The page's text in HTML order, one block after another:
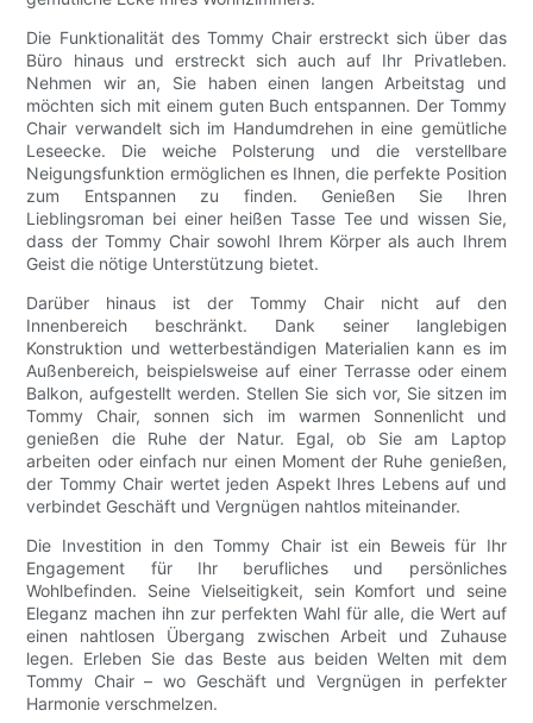
Die Funktionalität des Tommy Chair erstreckt sich über das
Büro hinaus und erstreckt sich auch auf Ihr Privatleben.
Nehmen wir an, Sie haben einen langen Arbeitstag und
möchten sich mit einem guten Buch entspannen. Der Tommy
Chair verwandelt sich im Handumdrehen in eine gemütliche
Leseecke. Die weiche Polsterung und die verstellbare
Neigungsfunktion ermöglichen es Ihnen, die perfekte Position
zum Entspannen zu finden. Genießen Sie Ihren
Lieblingsroman bei einer heißen Tasse Tee und wissen Sie,
dass der Tommy Chair sowohl Ihrem Körper als auch Ihrem
Geist die nötige Unterstützung bietet.
Darüber hinaus ist der Tommy Chair nicht auf den
Innenbereich beschränkt. Dank seiner langlebigen
Konstruktion und wetterbeständigen Materialien kann es im
Außenbereich, beispielsweise auf einer Terrasse oder einem
Balkon, aufgestellt werden. Stellen Sie sich vor, Sie sitzen im
Tommy Chair, sonnen sich im warmen Sonnenlicht und
genießen die Ruhe der Natur. Egal, ob Sie am Laptop
arbeiten oder einfach nur einen Moment der Ruhe genießen,
der Tommy Chair wertet jeden Aspekt Ihres Lebens auf und
verbindet Geschäft und Vergnügen nahtlos miteinander.
Die Investition in den Tommy Chair ist ein Beweis für Ihr
Engagement für Ihr berufliches und persönliches
Wohlbefinden. Seine Vielseitigkeit, sein Komfort und seine
Eleganz machen ihn zur perfekten Wahl für alle, die Wert auf
einen nahtlosen Übergang zwischen Arbeit und Zuhause
legen. Erleben Sie das Beste aus beiden Welten mit dem
Tommy Chair – wo Geschäft und Vergnügen in perfekter
Harmonie verschmelzen.